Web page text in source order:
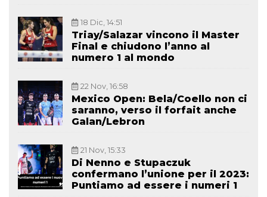
18 Dic, 14:51
Triay/Salazar vincono il Master
Final e chiudono l’anno al
numero 1 al mondo
22 Nov, 16:58
Mexico Open: Bela/Coello non ci
saranno, verso il forfait anche
Galan/Lebron
21 Nov, 15:33
Di Nenno e Stupaczuk
confermano l’unione per il 2023:
Puntiamo ad essere i numeri 1